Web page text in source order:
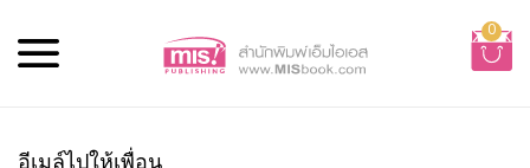
0
อีเมล์ไปให้เพื่อน